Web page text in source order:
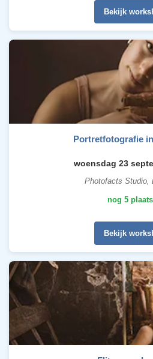
Bekijk
Portretfotografie
woensdag 23
Photofacts Studio,
nog 5
Bekijk